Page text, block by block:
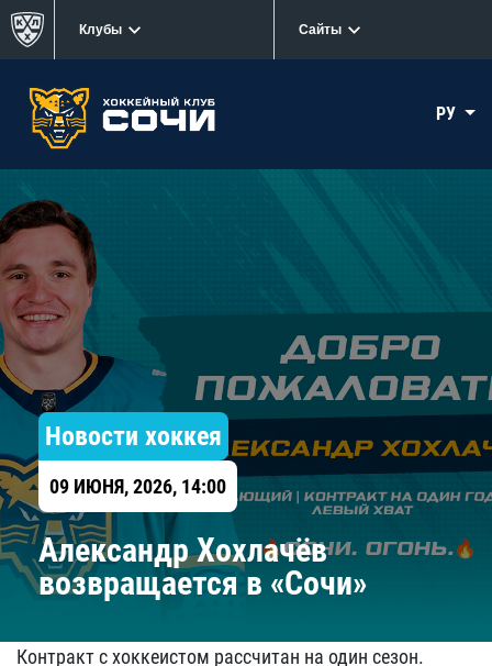
Клубы Сайты
РУ
Новости хоккея
09 ИЮНЯ, 2026, 14:00
Александр Хохлачёв
возвращается в «Сочи»
Контракт с хоккеистом рассчитан на один сезон.